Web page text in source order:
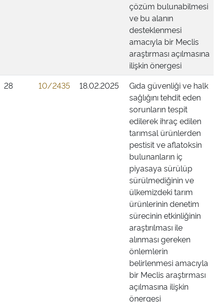
çözüm bulunabilmesi
ve bu alanın
desteklenmesi
amacıyla bir Meclis
araştırması açılmasına
ilişkin önergesi
28
10/2435 18.02.2025
Gıda güvenliği ve halk
sağlığını tehdit eden
sorunların tespit
edilerek ihraç edilen
tarımsal ürünlerden
pestisit ve aflatoksin
bulunanların iç
piyasaya sürülüp
sürülmediğinin ve
ülkemizdeki tarım
ürünlerinin denetim
sürecinin etkinliğinin
araştırılması ile
alınması gereken
önlemlerin
belirlenmesi amacıyla
bir Meclis araştırması
açılmasına ilişkin
önergesi